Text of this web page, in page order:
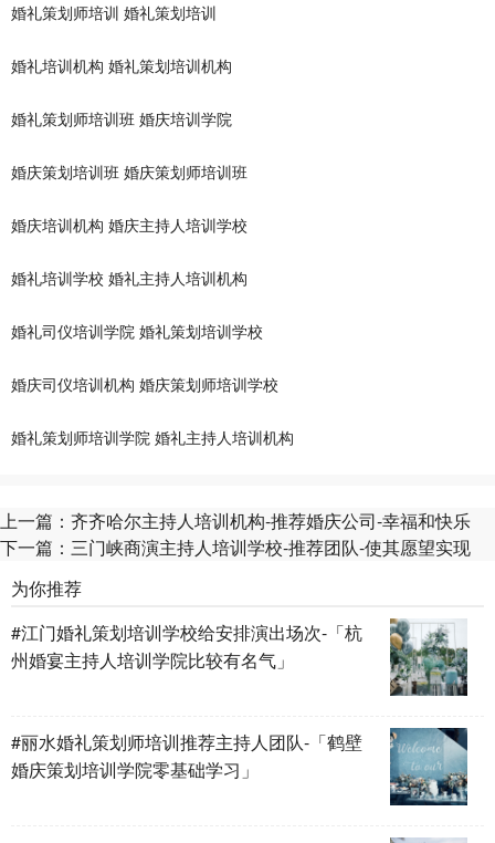
婚礼策划师培训 婚礼策划培训
婚礼培训机构 婚礼策划培训机构
婚礼策划师培训班 婚庆培训学院
婚庆策划培训班 婚庆策划师培训班
婚庆培训机构 婚庆主持人培训学校
婚礼培训学校 婚礼主持人培训机构
婚礼司仪培训学院 婚礼策划培训学校
婚庆司仪培训机构 婚庆策划师培训学校
婚礼策划师培训学院 婚礼主持人培训机构
上一篇： 齐齐哈尔主持人培训机构-推荐婚庆公司-幸福和快乐
下一篇： 三门峡商演主持人培训学校-推荐团队-使其愿望实现
为你推荐
#江门婚礼策划培训学校给安排演出场次-「杭
州婚宴主持人培训学院比较有名气」
#丽水婚礼策划师培训推荐主持人团队-「鹤壁
婚庆策划培训学院零基础学习」